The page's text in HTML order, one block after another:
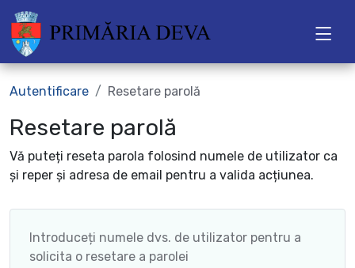
Autentificare Resetare parolă
Resetare parolă
Vă puteți reseta parola folosind numele de utilizator ca
și reper și adresa de email pentru a valida acțiunea.
Introduceți numele dvs. de utilizator pentru a
solicita o resetare a parolei